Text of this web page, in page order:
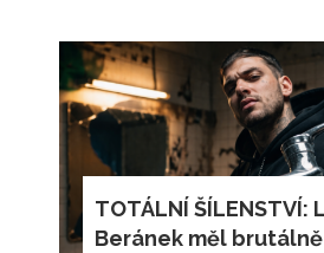
TOTÁLNÍ ŠÍLENSTVÍ:
Beránek měl